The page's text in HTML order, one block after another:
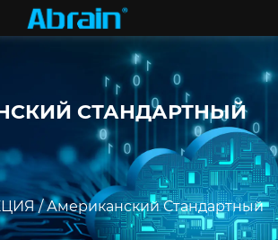
СТАНДАРТНЫЙ
/Американский Стандартный